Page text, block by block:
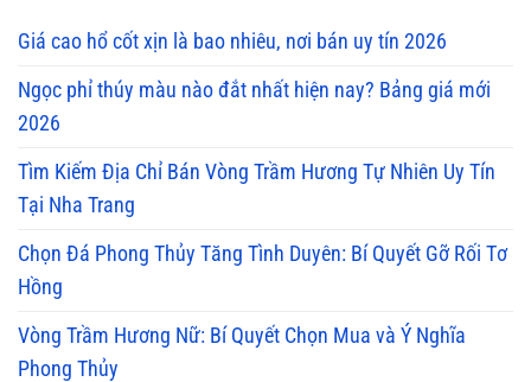
Giá cao hổ cốt xịn là bao nhiêu, nơi bán uy tín 2026
Ngọc phỉ thúy màu nào đắt nhất hiện nay? Bảng giá mới
2026
Tìm Kiếm Địa Chỉ Bán Vòng Trầm Hương Tự Nhiên Uy Tín
Tại Nha Trang
Chọn Đá Phong Thủy Tăng Tình Duyên: Bí Quyết Gỡ Rối Tơ
Hồng
Vòng Trầm Hương Nữ: Bí Quyết Chọn Mua và Ý Nghĩa
Phong Thủy